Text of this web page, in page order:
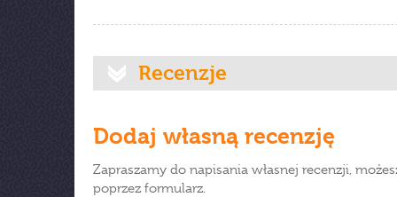
Recenzje
Dodaj własną recenzję
Zapraszamy do napisania własnej recenzji,
poprzez formularz.